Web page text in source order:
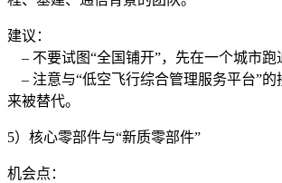
建议：
– 不要试图“全国铺开”，先在一个城市跑
– 注意与“低空飞行综合管理服务平台”的
来被替代。
5）核心零部件与“新质零部件”
机会点：